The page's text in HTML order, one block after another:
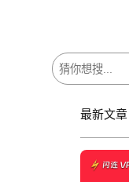
搜
索
最新文章